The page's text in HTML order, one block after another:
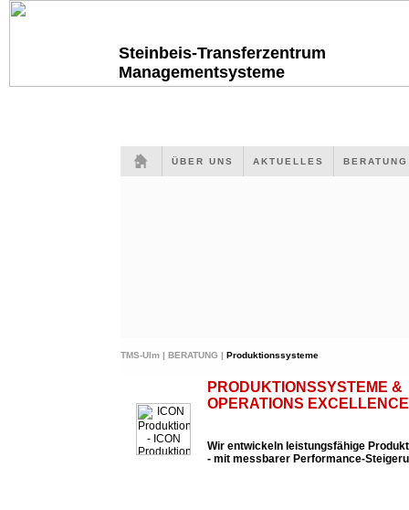
Steinbeis-Transferzentrum
Managementsysteme
ÜBER UNS AKTUELLES
TMS-Ulm | BERATUNG | Produktionssysteme
PRODUKTIONSSYSTEME &
OPERATIONS EXCELLENCE
Wir entwickeln leistungsfähige
- mit messbarer Performance-